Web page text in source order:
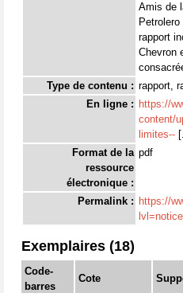
Amis de
rapport
Chevron
Type de contenu : rapport,
En ligne : https://
content/
limites--
Format de la
ressource
électronique :
pdf
Permalink : https://
Exemplaires (18)
Code-
barres
Cote